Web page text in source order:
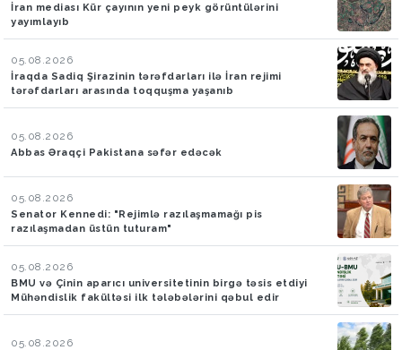
İran mediası Kür çayının yeni peyk görüntülərini
yayımlayıb
05.08.2026
İraqda Sadiq Şirazinin tərəfdarları ilə İran rejimi
tərəfdarları arasında toqquşma yaşanıb
05.08.2026
Abbas Əraqçi Pakistana səfər edəcək
05.08.2026
Senator Kennedi: "Rejimlə razılaşmamağı pis
razılaşmadan üstün tuturam"
05.08.2026
BMU və Çinin aparıcı universitetinin birgə təsis etdiyi
Mühəndislik fakültəsi ilk tələbələrini qəbul edir
05.08.2026